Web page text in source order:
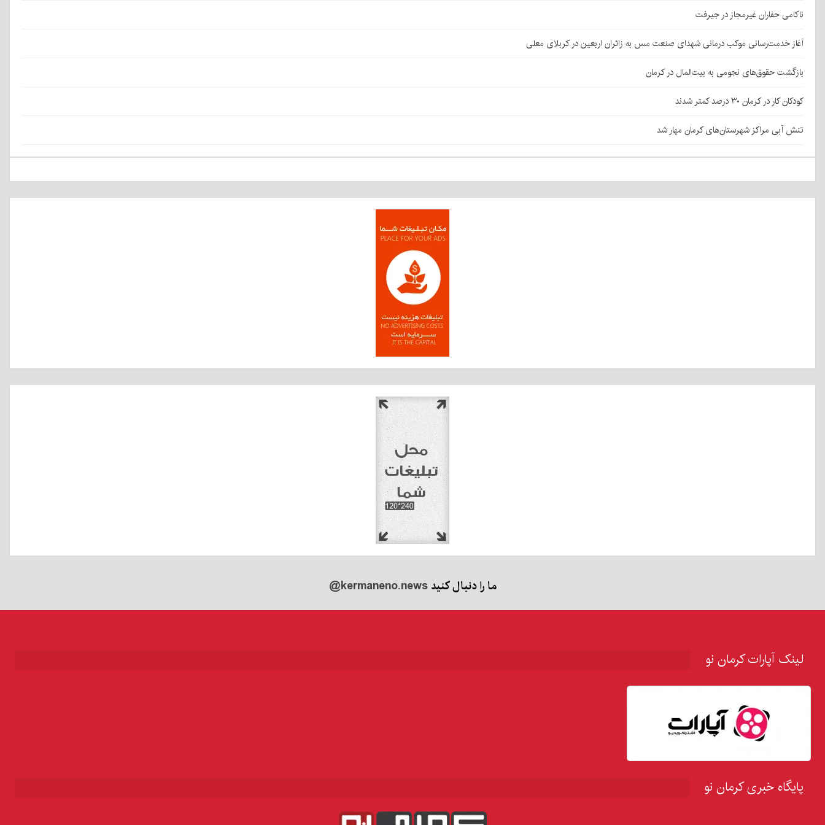
ناکامی حفاران غیرمجاز در جیرفت
آغاز خدمت‌رسانی موکب درمانی شهدای صنعت مس به زائران اربعین در کربلای معلی
بازگشت حقوق‌های نجومی به بیت‌المال در کرمان
کودکان کار در کرمان ۳۰ درصد کمتر شدند
تنش آبی مراکز شهرستان‌های کرمان مهار شد
ما را دنبال کنید@kermaneno.news
لینک آپارات کرمان نو
پایگاه خبری کرمان نو